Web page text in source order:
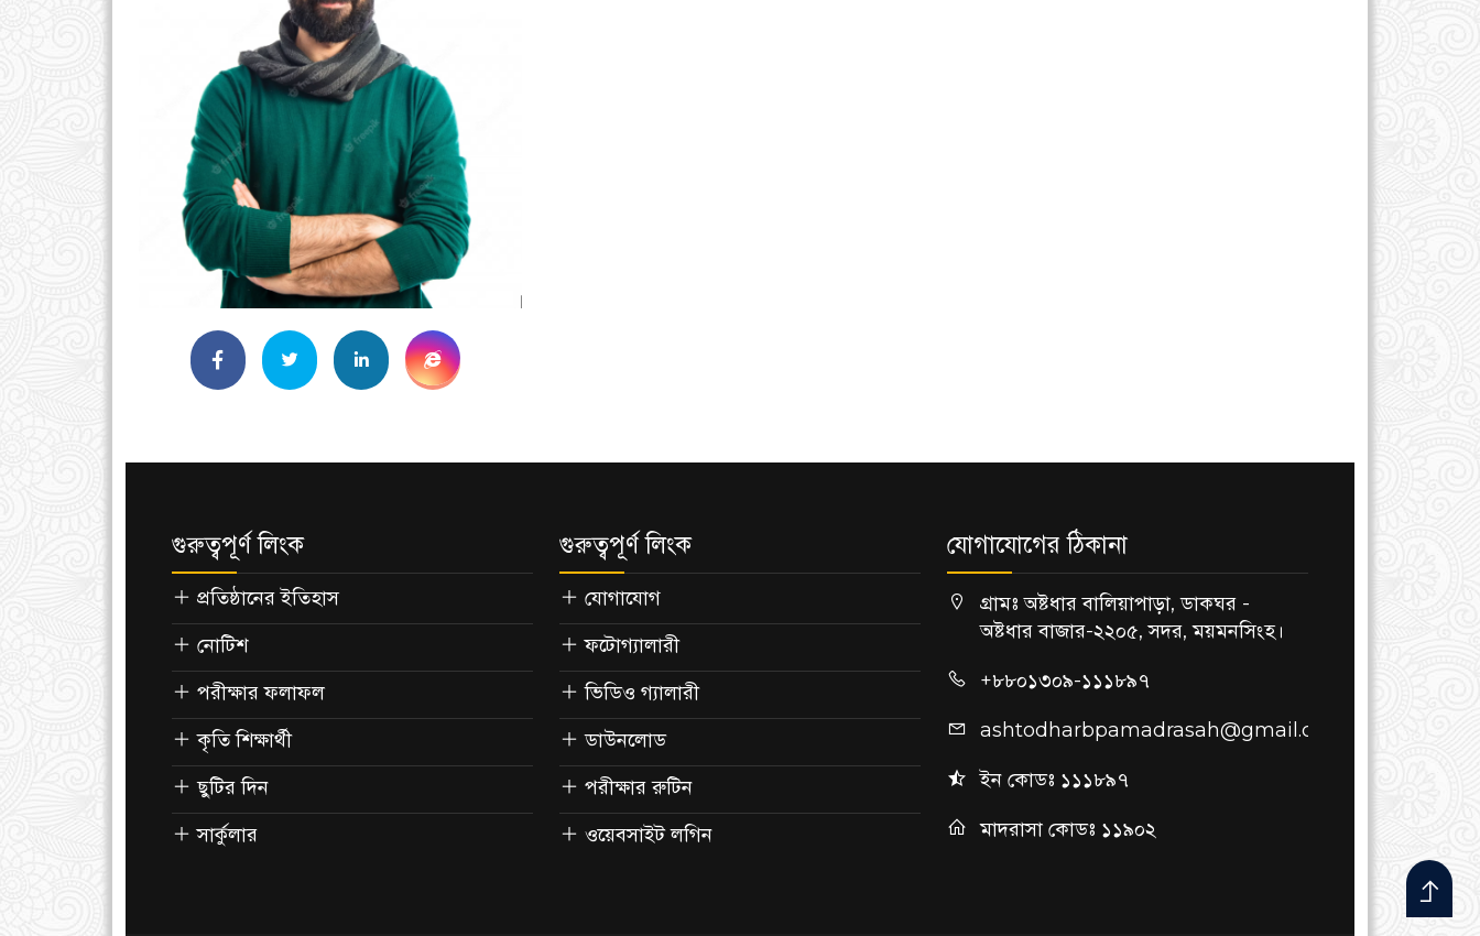
গুরুত্বপূর্ণ লিংক
প্রতিষ্ঠানের ইতিহাস
নোটিশ
পরীক্ষার ফলাফল
কৃতি শিক্ষার্থী
ছুটির দিন
সার্কুলার
গুরুত্বপূর্ণ লিংক
যোগাযোগ
ফটোগ্যালারী
ভিডিও গ্যালারী
ডাউনলোড
পরীক্ষার রুটিন
ওয়েবসাইট লগিন
যোগাযোগের ঠিকানা
গ্রামঃ অষ্টধার বালিয়াপাড়া, ডাকঘর -
অষ্টধার বাজার-২২০৫, সদর, ময়মনসিংহ।
+৮৮০১৩০৯-১১১৮৯৭
ashtodharbpamadrasah@gmail.com
ইন কোডঃ ১১১৮৯৭
মাদরাসা কোডঃ ১১৯০২